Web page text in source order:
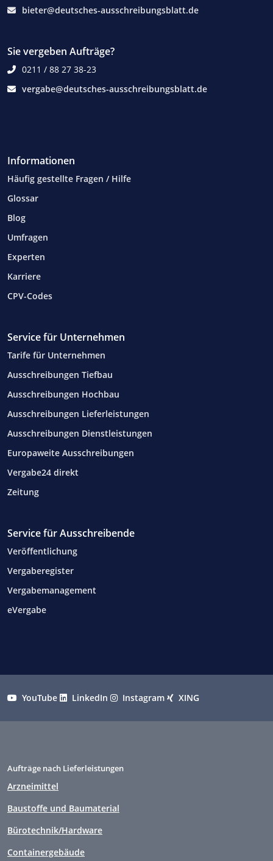
bieter@deutsches-ausschreibungsblatt.de
Sie vergeben Aufträge?
0211 / 88 27 38-23
vergabe@deutsches-ausschreibungsblatt.de
Informationen
Häufig gestellte Fragen / Hilfe
Glossar
Blog
Umfragen
Experten
Karriere
CPV-Codes
Service für Unternehmen
Tarife für Unternehmen
Ausschreibungen Tiefbau
Ausschreibungen Hochbau
Ausschreibungen Lieferleistungen
Ausschreibungen Dienstleistungen
Europaweite Ausschreibungen
Vergabe24 direkt
Zeitung
Service für Ausschreibende
Veröffentlichung
Vergaberegister
Vergabemanagement
eVergabe
YouTube LinkedIn Instagram XING
Aufträge nach Lieferleistungen
Arzneimittel
Baustoffe und Baumaterial
Bürotechnik/Hardware
Containergebäude